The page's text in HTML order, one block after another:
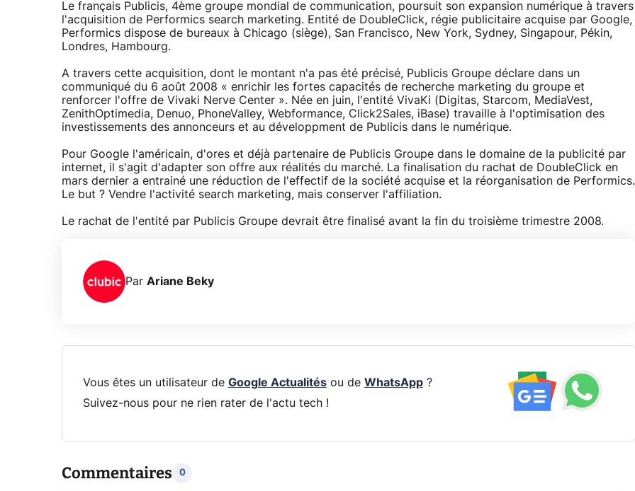
Le français Publicis, 4ème groupe mondial de communication, poursuit son expansion numérique à travers
l'acquisition de Performics search marketing. Entité de DoubleClick, régie publicitaire acquise par Google,
Performics dispose de bureaux à Chicago (siège), San Francisco, New York, Sydney, Singapour, Pékin,
Londres, Hambourg.
A travers cette acquisition, dont le montant n'a pas été précisé, Publicis Groupe déclare dans un
communiqué du 6 août 2008 « enrichir les fortes capacités de recherche marketing du groupe et
renforcer l'offre de Vivaki Nerve Center ». Née en juin, l'entité VivaKi (Digitas, Starcom, MediaVest,
ZenithOptimedia, Denuo, PhoneValley, Webformance, Click2Sales, iBase) travaille à l'optimisation des
investissements des annonceurs et au développment de Publicis dans le numérique.
Pour Google l'américain, d'ores et déjà partenaire de Publicis Groupe dans le domaine de la publicité par
internet, il s'agit d'adapter son offre aux réalités du marché. La finalisation du rachat de DoubleClick en
mars dernier a entrainé une réduction de l'effectif de la société acquise et la réorganisation de Performics.
Le but ? Vendre l'activité search marketing, mais conserver l'affiliation.
Le rachat de l'entité par Publicis Groupe devrait être finalisé avant la fin du troisième trimestre 2008.
Par Ariane Beky
Vous êtes un utilisateur de Google Actualitésou de WhatsApp?
Suivez-nous pour ne rien rater de l'actu tech !
Commentaires 0